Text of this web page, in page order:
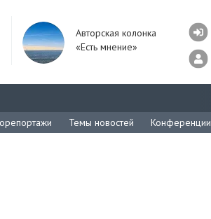
Авторская колонка
«Есть мнение»
Темы новостей Конференции